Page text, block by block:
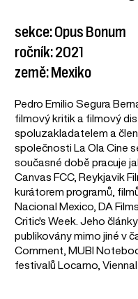
sekce: Opus Bonum
ročník: 2021
země: Mexiko
Pedro Emilio Segura
filmový kritik a filmový
spoluzakladatelem a
společnosti La Ola Cine
současné době pracuje
Canvas FCC, Reykjavik
kurátorem programů,
Nacional Mexico, DA
Critic's Week. Jeho
publikovány mimo jiné v
Comment, MUBI
festivalů Locarno,